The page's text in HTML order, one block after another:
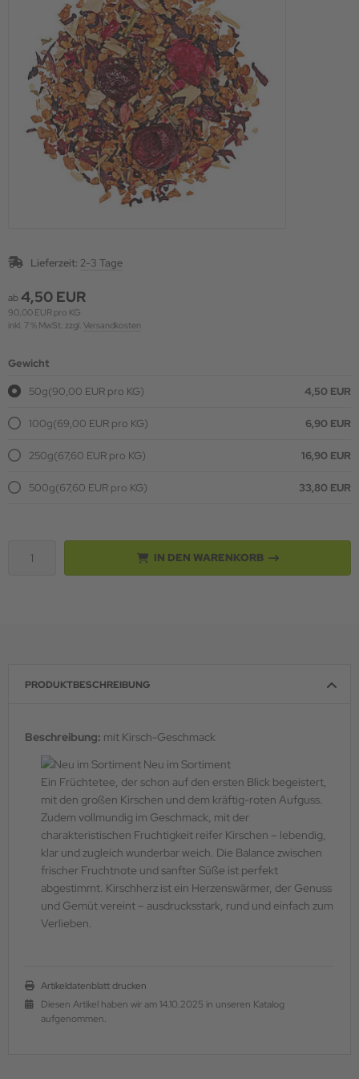
Lieferzeit: 2-3 Tage
ab4,50 EUR
90,00 EUR pro KG
inkl. 7 % MwSt. zzgl. Versandkosten
Gewicht
50g(90,00 EUR pro KG) 4,50 EUR
100g(69,00 EUR pro KG) 6,90 EUR
250g(67,60 EUR pro KG) 16,90 EUR
500g(67,60 EUR pro KG) 33,80 EUR
IN DEN WARENKORB
PRODUKTBESCHREIBUNG
Beschreibung: mit Kirsch-Geschmack
Neu im Sortiment
Ein Früchtetee, der schon auf den ersten Blick begeistert,
mit den großen Kirschen und dem kräftig-roten Aufguss.
Zudem vollmundig im Geschmack, mit der
charakteristischen Fruchtigkeit reifer Kirschen – lebendig,
klar und zugleich wunderbar weich. Die Balance zwischen
frischer Fruchtnote und sanfter Süße ist perfekt
abgestimmt. Kirschherz ist ein Herzenswärmer, der Genuss
und Gemüt vereint – ausdrucksstark, rund und einfach zum
Verlieben.
Artikeldatenblatt drucken
Diesen Artikel haben wir am 14.10.2025 in unseren Katalog
aufgenommen.